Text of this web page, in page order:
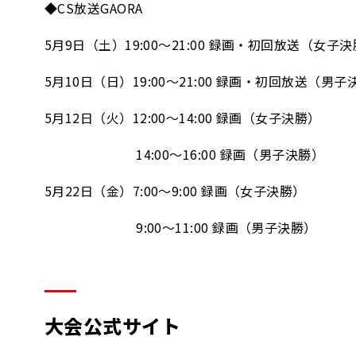
◆CS放送GAORA
5月9日（土）19:00～21:00 録画・初回放送（女子決
5月10日（日）19:00～21:00 録画・初回放送（男子決
5月12日（火）12:00～14:00 録画（女子決勝）
14:00～16:00 録画（男子決勝）
5月22日（金）7:00～9:00 録画（女子決勝）
9:00～11:00 録画（男子決勝）
大会公式サイト